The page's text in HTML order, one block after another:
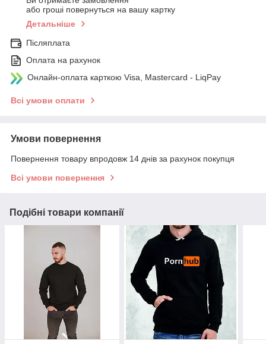
або гроші повернуться на вашу картку
Детальніше
Післяплата
Оплата на рахунок
Онлайн-оплата карткою Visa, Mastercard - LiqPay
Всі умови оплати
Умови повернення
Повернення товару впродовж 14 днів за рахунок покупця
Всі умови повернення
Подібні товари компанії